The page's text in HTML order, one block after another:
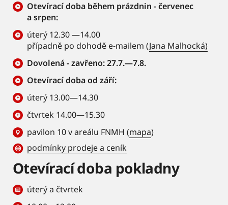
Otevírací doba během prázdnin - červenec
a srpen:
úterý 12.30 —14.00
případně po dohodě e-mailem (Jana Malhocká)
Dovolená - zavřeno: 27.7.—7.8.
Otevírací doba od září:
úterý 13.00—14.30
čtvrtek 14.00—15.30
pavilon 10 v areálu FNMH (mapa)
podmínky prodeje a ceník
Otevírací doba pokladny
úterý a čtvrtek